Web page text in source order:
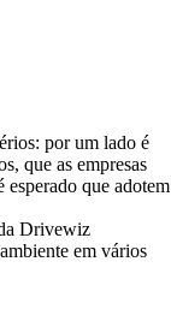
por um lado é
que as empresas
esperado que adotem
Drivewiz
em vários